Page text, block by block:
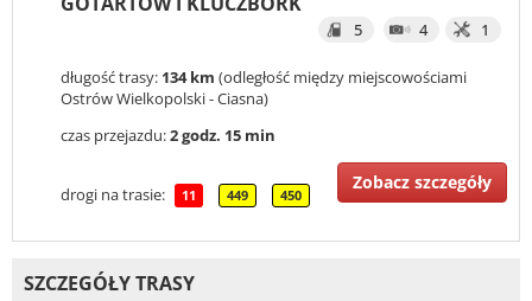
5 4 1
długość trasy: 134 km (odległość między miejscowościami
Ostrów Wielkopolski - Ciasna)
czas przejazdu:2 godz. 15 min
drogi na trasie: 11 449 450
Zobacz szczegóły
SZCZEGÓŁY TRASY